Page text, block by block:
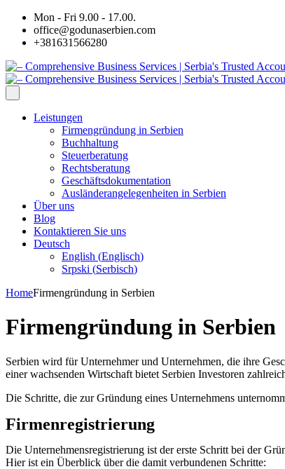
Mon - Fri 9.00 - 17.00.
office@godunaserbien.com
+381631566280
Leistungen
Firmengründung in Serbien
Buchhaltung
Steuerberatung
Rechtsberatung
Geschäftsdokumentation
Ausländerangelegenheiten in Serbien
Über uns
Blog
Kontaktieren Sie uns
Deutsch
English (Englisch)
Srpski (Serbisch)
HomeFirmengründung in Serbien
Firmengründung in Serbien
Serbien wird für Unternehmer und Unternehmen, die ihre
einer wachsenden Wirtschaft bietet Serbien Investoren
Die Schritte, die zur Gründung eines Unternehmens
Firmenregistrierung
Die Unternehmensregistrierung ist der erste Schritt bei der
Hier ist ein Überblick über die damit verbundenen Schritte: